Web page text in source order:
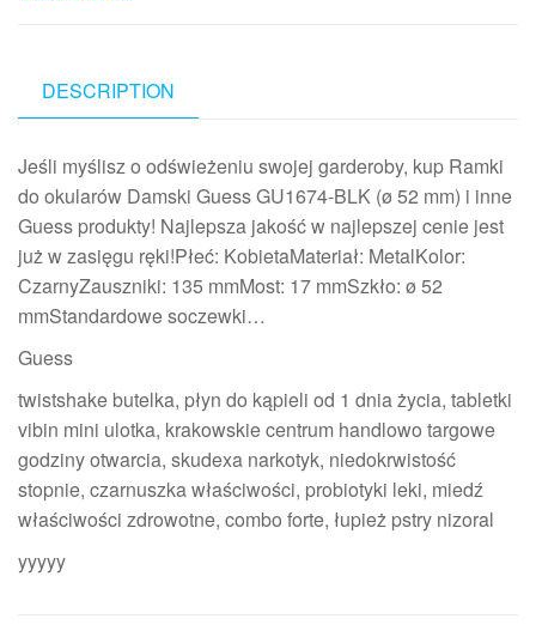
DESCRIPTION
Jeśli myślisz o odświeżeniu swojej garderoby, kup Ramki
do okularów Damski Guess GU1674-BLK (ø 52 mm) i inne
Guess produkty! Najlepsza jakość w najlepszej cenie jest
już w zasięgu ręki!Płeć: KobietaMateriał: MetalKolor:
CzarnyZauszniki: 135 mmMost: 17 mmSzkło: ø 52
mmStandardowe soczewki…
Guess
twistshake butelka, płyn do kąpieli od 1 dnia życia, tabletki
vibin mini ulotka, krakowskie centrum handlowo targowe
godziny otwarcia, skudexa narkotyk, niedokrwistość
stopnie, czarnuszka właściwości, probiotyki leki, miedź
właściwości zdrowotne, combo forte, łupież pstry nizoral
yyyyy